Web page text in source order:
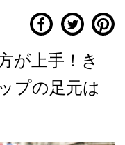
が上手！き
プの足元は